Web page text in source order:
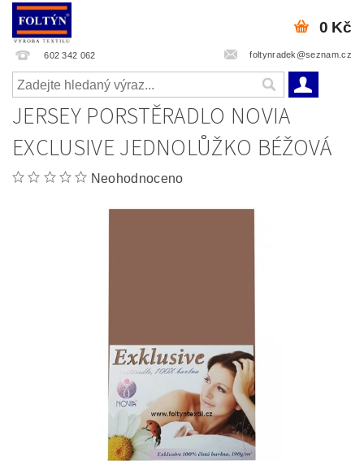
602 342 062 foltynradek@seznam.cz
0 Kč
JERSEY PORSTĚRADLO NOVIA
EXCLUSIVE JEDNOLŮŽKO BÉŽOVÁ
Neohodnoceno